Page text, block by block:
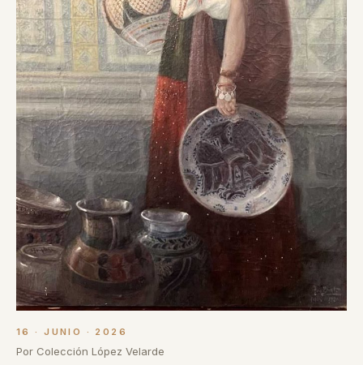
16 · JUNIO · 2026
Por Colección López Velarde